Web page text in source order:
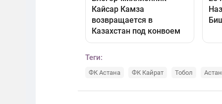
Теги:
ФК Астана ФК Кайрат Тобол